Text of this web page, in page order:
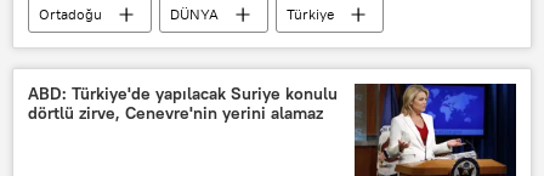
Ortadoğu DÜNYA
Türkiye
POLİTİKA
Haberler
TÜRKİYE
Katar
Recep Tayyip Erdoğan
ABD: Türkiye'de yapılacak Suriye konulu
dörtlü zirve, Cenevre'nin yerini alamaz